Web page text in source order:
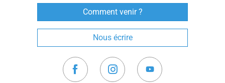
Comment venir ?
Nous écrire